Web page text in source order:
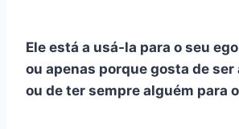
Ele está a usá-la para o seu
ou apenas porque gosta de ser
ou de ter sempre alguém para